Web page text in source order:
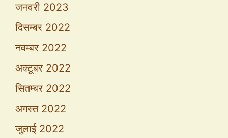
जनवरी 2023
दिसम्बर 2022
नवम्बर 2022
अक्टूबर 2022
सितम्बर 2022
अगस्त 2022
जुलाई 2022